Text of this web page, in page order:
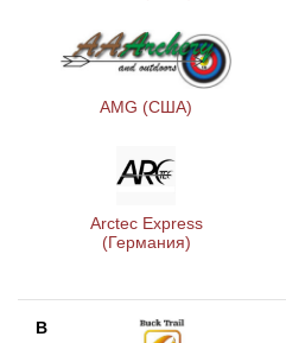
AMG (США)
Arctec Express
(Германия)
B
Линейки для настройки лука
Полочки для лука
Кликеры для лука
Плунжеры для лука
Киссеры для лука
Охотничьи ножи
Ножи складные